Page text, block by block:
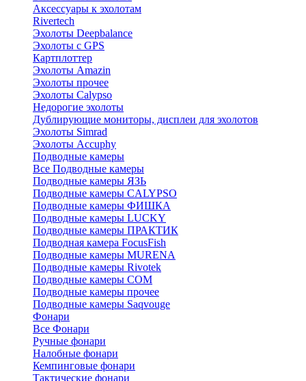
Аксессуары к эхолотам
Rivertech
Эхолоты Deepbalance
Эхолоты с GPS
Картплоттер
Эхолоты Amazin
Эхолоты прочее
Эхолоты Calypso
Недорогие эхолоты
Дублирующие мониторы, дисплеи для эхолотов
Эхолоты Simrad
Эхолоты Accuphy
Подводные камеры
Все Подводные камеры
Подводные камеры ЯЗЬ
Подводные камеры CALYPSO
Подводные камеры ФИШКА
Подводные камеры LUCKY
Подводные камеры ПРАКТИК
Подводная камера FocusFish
Подводные камеры MURENA
Подводные камеры Rivotek
Подводные камеры СОМ
Подводные камеры прочее
Подводные камеры Saqvouge
Фонари
Все Фонари
Ручные фонари
Налобные фонари
Кемпинговые фонари
Тактические фонари